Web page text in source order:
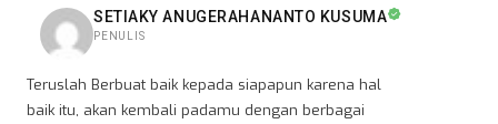
SETIAKY ANUGERAHANANTO KUSUMA
PENULIS
Teruslah Berbuat baik kepada siapapun karena hal
baik itu, akan kembali padamu dengan berbagai